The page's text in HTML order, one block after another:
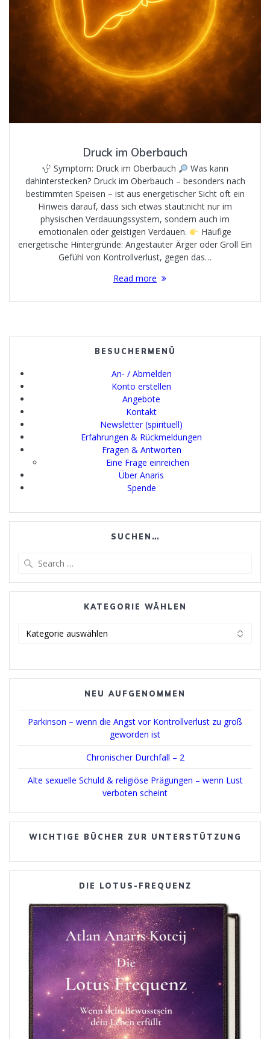
Druck im Oberbauch
Symptom: Druck im Oberbauch
Was kann
dahinterstecken? Druck im Oberbauch – besonders nach
bestimmten Speisen – ist aus energetischer Sicht oft ein
Hinweis darauf, dass sich etwas staut:nicht nur im
physischen Verdauungssystem, sondern auch im
emotionalen oder geistigen Verdauen.
Häufige
energetische Hintergründe: Angestauter Ärger oder Groll Ein
Gefühl von Kontrollverlust, gegen das…
Read more
BESUCHERMENÜ
An- / Abmelden
Konto erstellen
Angebote
Kontakt
Newsletter (spirituell)
Erfahrungen & Rückmeldungen
Fragen & Antworten
Eine Frage einreichen
Über Anaris
Spende
SUCHEN…
KATEGORIE WÄHLEN
NEU AUFGENOMMEN
Parkinson – wenn die Angst vor Kontrollverlust zu groß
geworden ist
Chronischer Durchfall – 2
Alte sexuelle Schuld & religiöse Prägungen – wenn Lust
verboten scheint
WICHTIGE BÜCHER ZUR UNTERSTÜTZUNG
DIE LOTUS-FREQUENZ